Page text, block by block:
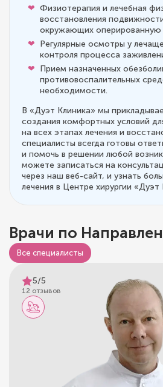
Физиотерапия и лечебная
восстановления
окружающих оперированную
Регулярные осмотры у
контроля процесса
Прием назначенных
противовоспалительных
необходимости.
В «Дуэт Клиника» мы
создания комфортных условий
на всех этапах лечения и
специалисты всегда готовы
и помочь в решении любой
можете записаться на
через наш веб-сайт, и узнать
лечения в Центре хирургии «Дуэт
Врачи по
Все специалисты
5/5
12 отзывов